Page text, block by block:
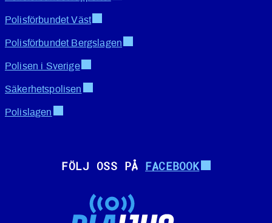
Polisförbundet Väst
Polisförbundet Bergslagen
Polisen i Sverige
Säkerhetspolisen
Polislagen
FÖLJ OSS PÅ FACEBOOK